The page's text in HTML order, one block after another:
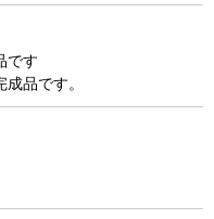
です
品です。